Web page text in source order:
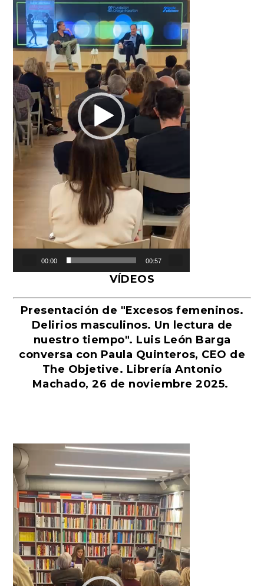
00:00 00:57
VÍDEOS
Presentación de "Excesos femeninos.
Delirios masculinos. Un lectura de
nuestro tiempo". Luis León Barga
conversa con Paula Quinteros, CEO de
The Objetive. Librería Antonio
Machado, 26 de noviembre 2025.
Reproductor
de
vídeo